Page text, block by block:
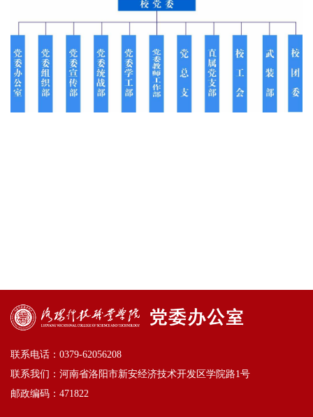
联系电话：0379-62056208
联系我们：河南省洛阳市新安经济技术开发区学院路1号
邮政编码：471822